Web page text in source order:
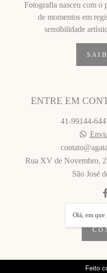
Fotografia nasceu com o
de momentos em
sensibilidade
ENTRE EM
41-99144-
Rua XV de Novembro,
São José
Olá, em que
Feito